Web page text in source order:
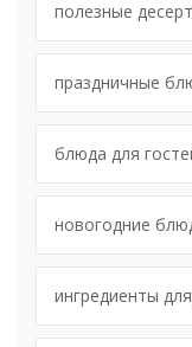
полезные
праздничные
блюда для
новогодние
ингредиенты